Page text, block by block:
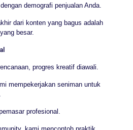
demografi penjualan Anda.
dari konten yang bagus adalah
besar.
progres kreatif diawali.
mempekerjakan seniman untuk
profesional.